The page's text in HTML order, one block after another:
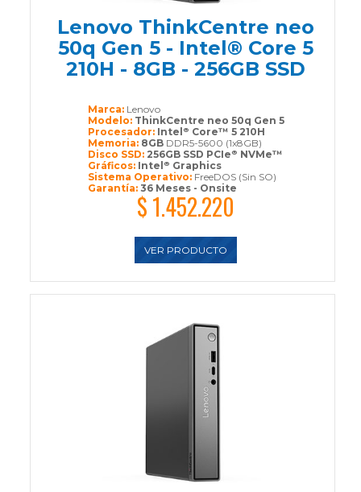
Lenovo ThinkCentre neo
50q Gen 5 - Intel® Core 5
210H - 8GB - 256GB SSD
$ 1.452.220
VER PRODUCTO
Marca: Lenovo
Modelo: ThinkCentre neo 50q Gen 5
Procesador: Intel ® Core™ 5 210H
Memoria: 8GBDDR5-5600 (1x8GB)
Disco SSD: 256GB SSD PCIe ® NVMe™
Gráficos: Intel ® Graphics
Sistema Operativo: FreeDOS (Sin SO)
Garantía: 36 Meses - Onsite